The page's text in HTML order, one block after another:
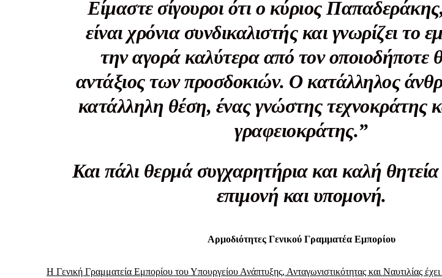
Είμαστε σίγουροι ότι ο κύριος
είναι χρόνια συνδικαλιστής και γνωρίζει το
την αγορά καλύτερα από τον οποιοδήποτε
αντάξιος των προσδοκιών. Ο κατάλληλος
κατάλληλη θέση, ένας γνώστης τεχνοκράτης
γραφειοκράτης.”
Και πάλι θερμά συγχαρητήρια και καλή
επιμονή και υπομονή.
Αρμοδιότητες Γενικού Γραμματέα Εμπορίου
Η Γενική Γραμματεία Εμπορίου του Υπουργείου Ανάπτυξης, Ανταγωνιστικότητας και Ναυτιλίας